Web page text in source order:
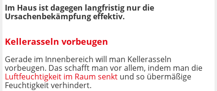
Im Haus ist dagegen langfristig nur die
Ursachenbekämpfung effektiv.
Kellerasseln vorbeugen
Gerade im Innenbereich will man Kellerasseln
vorbeugen. Das schafft man vor allem, indem man die
Luftfeuchtigkeit im Raum senkt und so übermäßige
Feuchtigkeit verhindert.